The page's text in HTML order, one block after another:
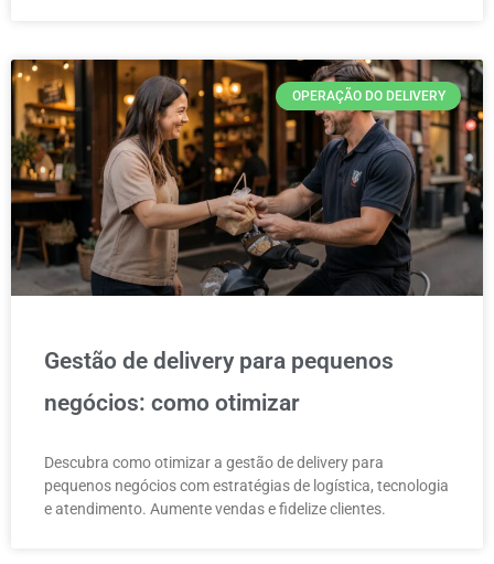
OPERAÇÃO DO DELIVERY
Gestão de delivery para pequenos
negócios: como otimizar
Descubra como otimizar a gestão de delivery para
pequenos negócios com estratégias de logística, tecnologia
e atendimento. Aumente vendas e fidelize clientes.